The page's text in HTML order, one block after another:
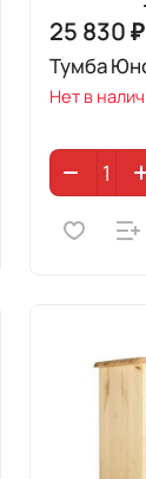
25 830 ₽
Тумба
Нет в